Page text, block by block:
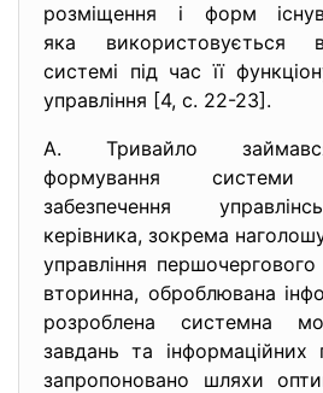
розміщення і форм
яка використовується в
системі під час її
управління [4, с. 22-23].
А. Тривайло
формування системи
забезпечення
керівника, зокрема
управління
вторинна, оброблювана
розроблена системна
завдань та інформаційних
запропоновано шляхи